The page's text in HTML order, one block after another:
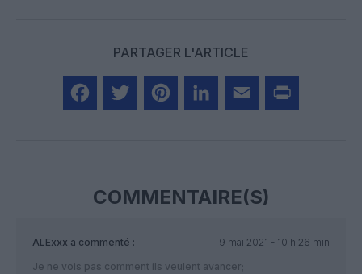
PARTAGER L'ARTICLE
COMMENTAIRE(S)
ALExxx a commenté :
9 mai 2021 - 10 h 26 min
Je ne vois pas comment ils veulent avancer;